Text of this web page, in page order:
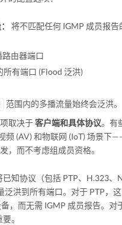
将不匹配任何 IGMP 成员报告
由器端口
所有端口 (Flood 泛洪)
范围内的多播流量始终会泛洪。
取决于客户端和具体协议。有
(AV) 和物联网 (IoT) 场景下
，而不考虑组成员资格。
已知协议（包括 PTP、H.323、
泛洪到所有端口。对于 PTP，
，而无需 IGMP 成员报告。对
。